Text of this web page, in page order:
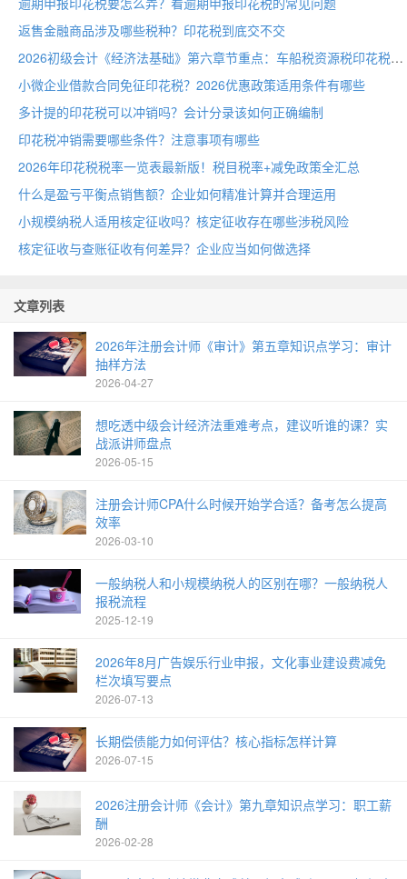
返售金融商品涉及哪些税种？印花税到底交不交
2026初级会计《经济法基础》第六章节重点：车船税资源税印花税
小微企业借款合同免征印花税？2026优惠政策适用条件有哪些
多计提的印花税可以冲销吗？会计分录该如何正确编制
印花税冲销需要哪些条件？注意事项有哪些
2026年印花税税率一览表最新版！税目税率+减免政策全汇总
什么是盈亏平衡点销售额？企业如何精准计算并合理运用
小规模纳税人适用核定征收吗？核定征收存在哪些涉税风险
核定征收与查账征收有何差异？企业应当如何做选择
文章列表
2026年注册会计师《审计》第五章知识点学习：审计
抽样方法
2026-04-27
想吃透中级会计经济法重难考点，建议听谁的课？实
战派讲师盘点
2026-05-15
注册会计师CPA什么时候开始学合适？备考怎么提高
效率
2026-03-10
一般纳税人和小规模纳税人的区别在哪？一般纳税人
报税流程
2025-12-19
2026年8月广告娱乐行业申报，文化事业建设费减免
栏次填写要点
2026-07-13
长期偿债能力如何评估？核心指标怎样计算
2026-07-15
2026注册会计师《会计》第九章知识点学习：职工薪
酬
2026-02-28